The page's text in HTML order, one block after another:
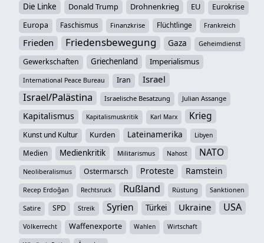
Die Linke
Donald Trump Drohnenkrieg EU
Eurokrise
Europa
Faschismus Finanzkrise Flüchtlinge Frankreich
Frieden Friedensbewegung Gaza Geheimdienst
Gewerkschaften Griechenland Imperialismus
International Peace Bureau Iran Israel
Israel/Palästina Israelische Besatzung Julian Assange
Kapitalismus Kapitalismuskritik Karl Marx Krieg
Kunst und Kultur Kurden Lateinamerika Libyen
Medien Medienkritik Militarismus Nahost NATO
Neoliberalismus Ostermarsch Proteste Ramstein
Recep Erdoğan Rechtsruck Rußland Rüstung Sanktionen
Satire SPD Streik Syrien Türkei Ukraine USA
Völkerrecht Waffenexporte Wahlen Wirtschaft